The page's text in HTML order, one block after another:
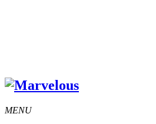
MENU